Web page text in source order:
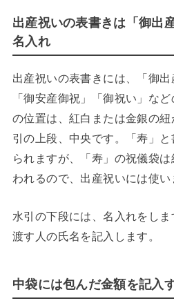
出産祝いの表書きは「御出
名入れ
出産祝いの表書きには、「御出
「御安産御祝」「御祝い」な
の位置は、紅白または金銀の
引の上段、中央です。「寿」
られますが、「寿」の祝儀袋
われるので、出産祝いには使い
水引の下段には、名入れをし
渡す人の氏名を記入します。
中袋には包んだ金額を記入